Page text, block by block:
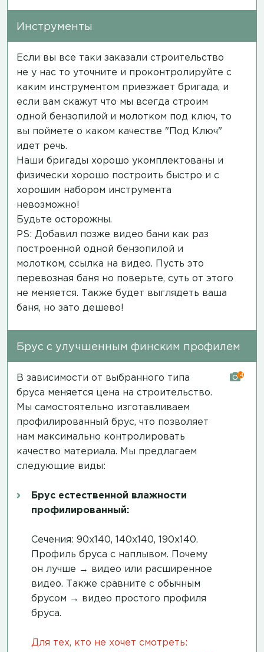
Инструменты
Если вы все таки заказали строительство
не у нас то уточните и проконтролируйте с
каким инструментом приезжает бригада, и
если вам скажут что мы всегда строим
одной бензопилой и молотком под ключ, то
вы поймете о каком качестве "Под Ключ"
идет речь.
Наши бригады хорошо укомплектованы и
физически хорошо построить быстро и с
хорошим набором инструмента
невозможно!
Будьте осторожны.
PS: Добавил позже видео бани как раз
построенной одной бензопилой и
молотком, ссылка на видео. Пусть это
перевозная баня но поверьте, суть от этого
не меняется. Также будет выглядеть ваша
баня, но зато дешево!
Брус с улучшенным финским профилем
В зависимости от выбранного типа
бруса меняется цена на строительство.
Мы самостоятельно изготавливаем
профилированный брус, что позволяет
нам максимально контролировать
качество материала. Мы предлагаем
следующие виды:
Брус естественной влажности
профилированный:
Сечения: 90х140, 140х140, 190х140.
Профиль бруса с наплывом. Почему
он лучше → видео или расширенное
видео. Также сравните с обычным
брусом → видео простого профиля
бруса.
Для тех, кто не хочет смотреть:
14